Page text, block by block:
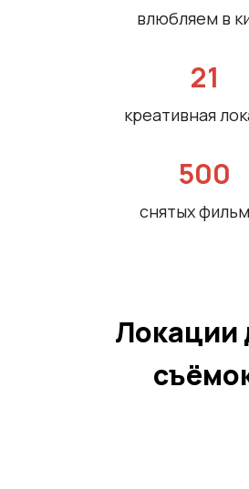
влюбляем в
21
креативная
500
снятых
Локации
и